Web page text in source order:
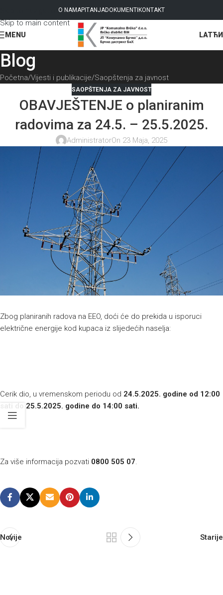
Skip to navigation
Skip to main content
O NAMAPITANJADOKUMENTI KONTAKT
MENU LAT
Blog
Početna Vijesti i publikacije Saopštenja za javnost
SAOPŠTENJA ZA JAVNOST
OBAVJEŠTENJE o planiranim
radovima za 24.5. – 25.5.2025.
AdministratorOn 23 Maja, 2025
Zbog planiranih radova na EEO, doći će do prekida u isporuci
električne energije kod kupaca iz slijedećih naselja:
Cerik dio, u vremenskom periodu od 24.5.2025. godine od 12:00
sati do 25.5.2025. godine do 14:00 sati.
Za više informacija pozvati 0800 505 07
Novije Starije